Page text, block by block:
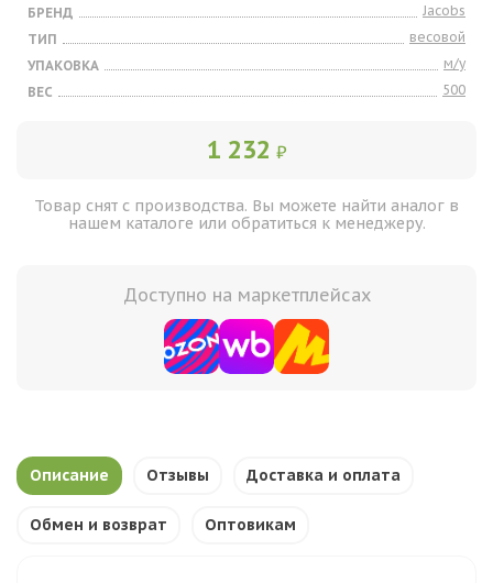
БРЕНД
Jacobs
ТИП
весовой
УПАКОВКА
м/у
ВЕС
500
1 232 ₽
Товар снят с производства. Вы можете найти аналог в
нашем каталоге или обратиться к менеджеру.
Доступно на маркетплейсах
Описание Отзывы Доставка и оплата
Обмен и возврат Оптовикам